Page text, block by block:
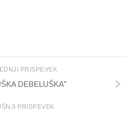
PRISPEVEK
DEBELUŠKA”
PRISPEVEK